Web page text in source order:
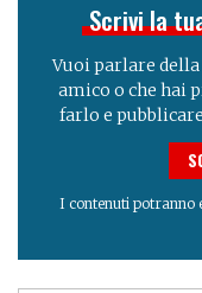
Scrivi la
Vuoi parlare
amico o che hai
farlo e
I contenuti potranno